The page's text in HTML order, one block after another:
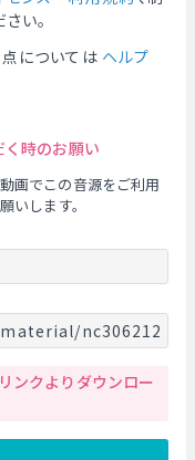
い。
については ヘルプ
く時のお願い
画でこの音源をご利用
いします。
nc306212
ンクよりダウンロー